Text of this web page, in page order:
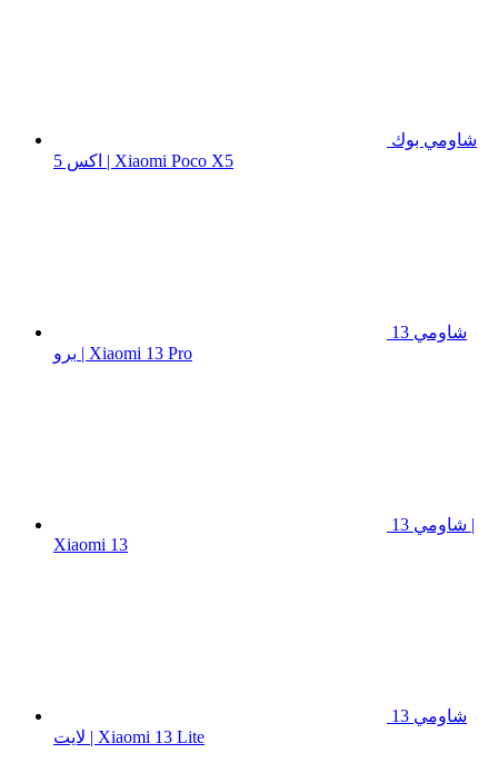
شاومي بوك
اكس 5 | Xiaomi Poco X5
شاومي 13
برو | Xiaomi 13 Pro
شاومي 13 |
Xiaomi 13
شاومي 13
لايت | Xiaomi 13 Lite